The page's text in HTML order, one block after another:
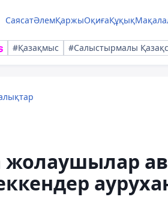
СаясатӘлемҚаржыОқиғаҚұқық
#Қазақмыс #Салыстырмалы